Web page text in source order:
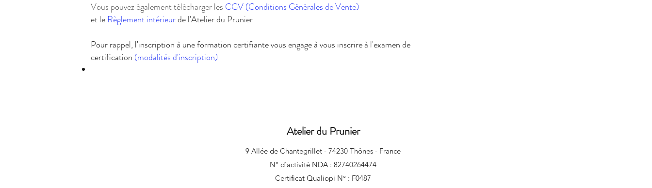
Vous pouvez également télécharger les CGV (Conditions Générales de Vente)
et le Règlement intérieurde l'Atelier du Prunier
Pour rappel, l'inscription à une formation certifiante vous engage à vous inscrire à l'examen de
certification (modalités d'inscription)
Atelier du Prunier
9 Allée de Chantegrillet - 74230 Thônes - France
N° d'activité NDA : 82740264474
Certificat Qualiopi N° : F0487